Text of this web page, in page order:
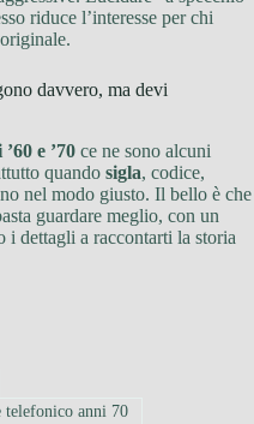
riduce l’interesse per chi
davvero, ma devi
e ’70 ce ne sono alcuni
quando sigla, codice,
nel modo giusto. Il bello è che
guardare meglio, con un
i dettagli a raccontarti la storia
telefonico anni 70